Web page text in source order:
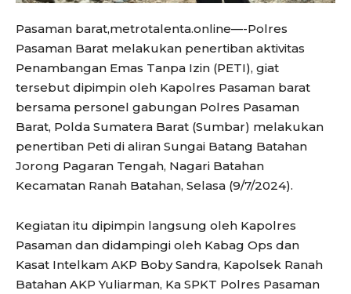
Pasaman barat,metrotalenta.online—-Polres
Pasaman Barat melakukan penertiban aktivitas
Penambangan Emas Tanpa Izin (PETI), giat
tersebut dipimpin oleh Kapolres Pasaman barat
bersama personel gabungan Polres Pasaman
Barat, Polda Sumatera Barat (Sumbar) melakukan
penertiban Peti di aliran Sungai Batang Batahan
Jorong Pagaran Tengah, Nagari Batahan
Kecamatan Ranah Batahan, Selasa (9/7/2024).
Kegiatan itu dipimpin langsung oleh Kapolres
Pasaman dan didampingi oleh Kabag Ops dan
Kasat Intelkam AKP Boby Sandra, Kapolsek Ranah
Batahan AKP Yuliarman, Ka SPKT Polres Pasaman